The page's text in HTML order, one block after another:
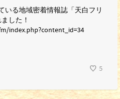
いる地域密着情報誌「天白フリ
した！
index.php?content_id=34
5